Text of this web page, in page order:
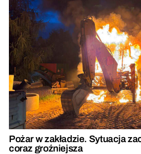
Pożar w zakładzie. Sytuacja
coraz groźniejsza